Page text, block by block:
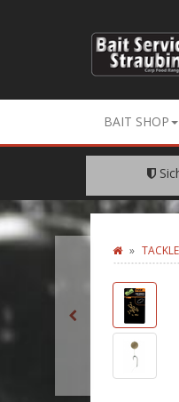
BAIT SHOP
Dank